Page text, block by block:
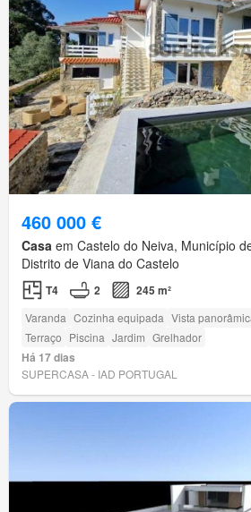
460 000 €
Casa em Castelo do Neiva, Município
Distrito de Viana do Castelo
T4 2 245 m²
Varanda Cozinha equipada Vista
Terraço Piscina Jardim Grelhador
Há 17 dias
SUPERCASA - IAD PORTUGAL